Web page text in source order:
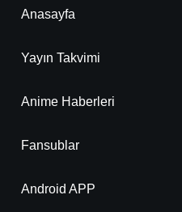
Anasayfa
Yayın Takvimi
Anime Haberleri
Fansublar
Android APP